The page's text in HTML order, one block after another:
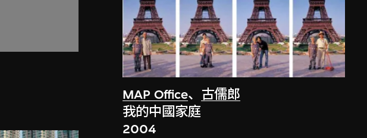
MAP Office、 古儒郎
我的中國家庭
2004